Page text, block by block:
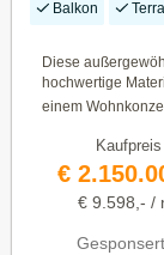
Balkon
Diese
hochwertige
einem
Kaufpreis
€
€ 9.598,- /
Gesponsert